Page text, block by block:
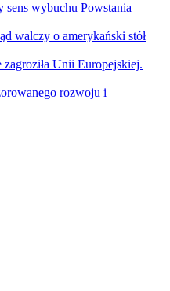
sens wybuchu Powstania
walczy o amerykański stół
Unii Europejskiej.
rozwoju i